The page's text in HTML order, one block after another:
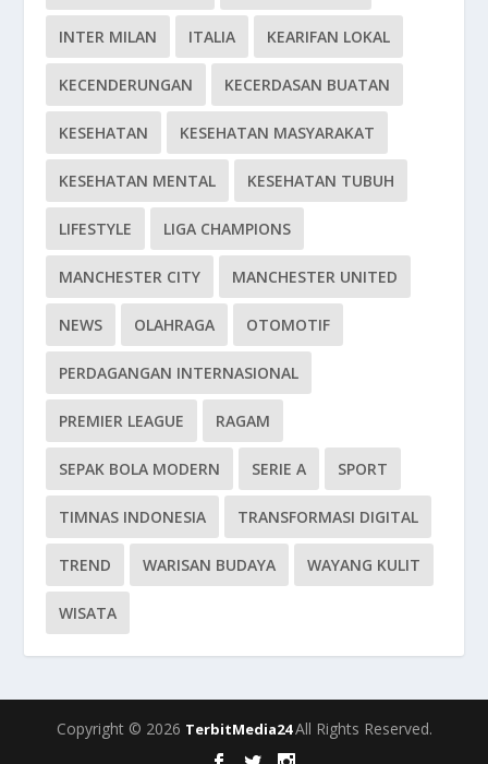
INTER MILAN ITALIA KEARIFAN LOKAL
KECENDERUNGAN KECERDASAN BUATAN
KESEHATAN KESEHATAN MASYARAKAT
KESEHATAN MENTAL KESEHATAN TUBUH
LIFESTYLE LIGA CHAMPIONS
MANCHESTER CITY MANCHESTER UNITED
NEWS OLAHRAGA OTOMOTIF
PERDAGANGAN INTERNASIONAL
PREMIER LEAGUE RAGAM
SEPAK BOLA MODERN SERIE A SPORT
TIMNAS INDONESIA TRANSFORMASI DIGITAL
TREND WARISAN BUDAYA WAYANG KULIT
WISATA
Copyright © 2026 TerbitMedia24All Rights Reserved.